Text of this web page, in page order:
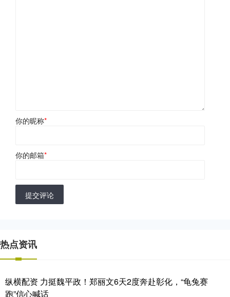
你的昵称*
你的邮箱*
提交评论
热点资讯
纵横配资 力挺魏平政！郑丽文6天2度奔赴彰化，“龟兔赛
跑”信心喊话